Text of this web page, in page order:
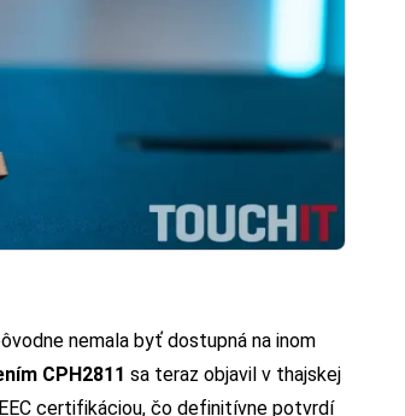
nemala byť dostupná na inom
CPH2811 sa teraz objavil v thajskej
certifikáciou, čo definitívne potvrdí